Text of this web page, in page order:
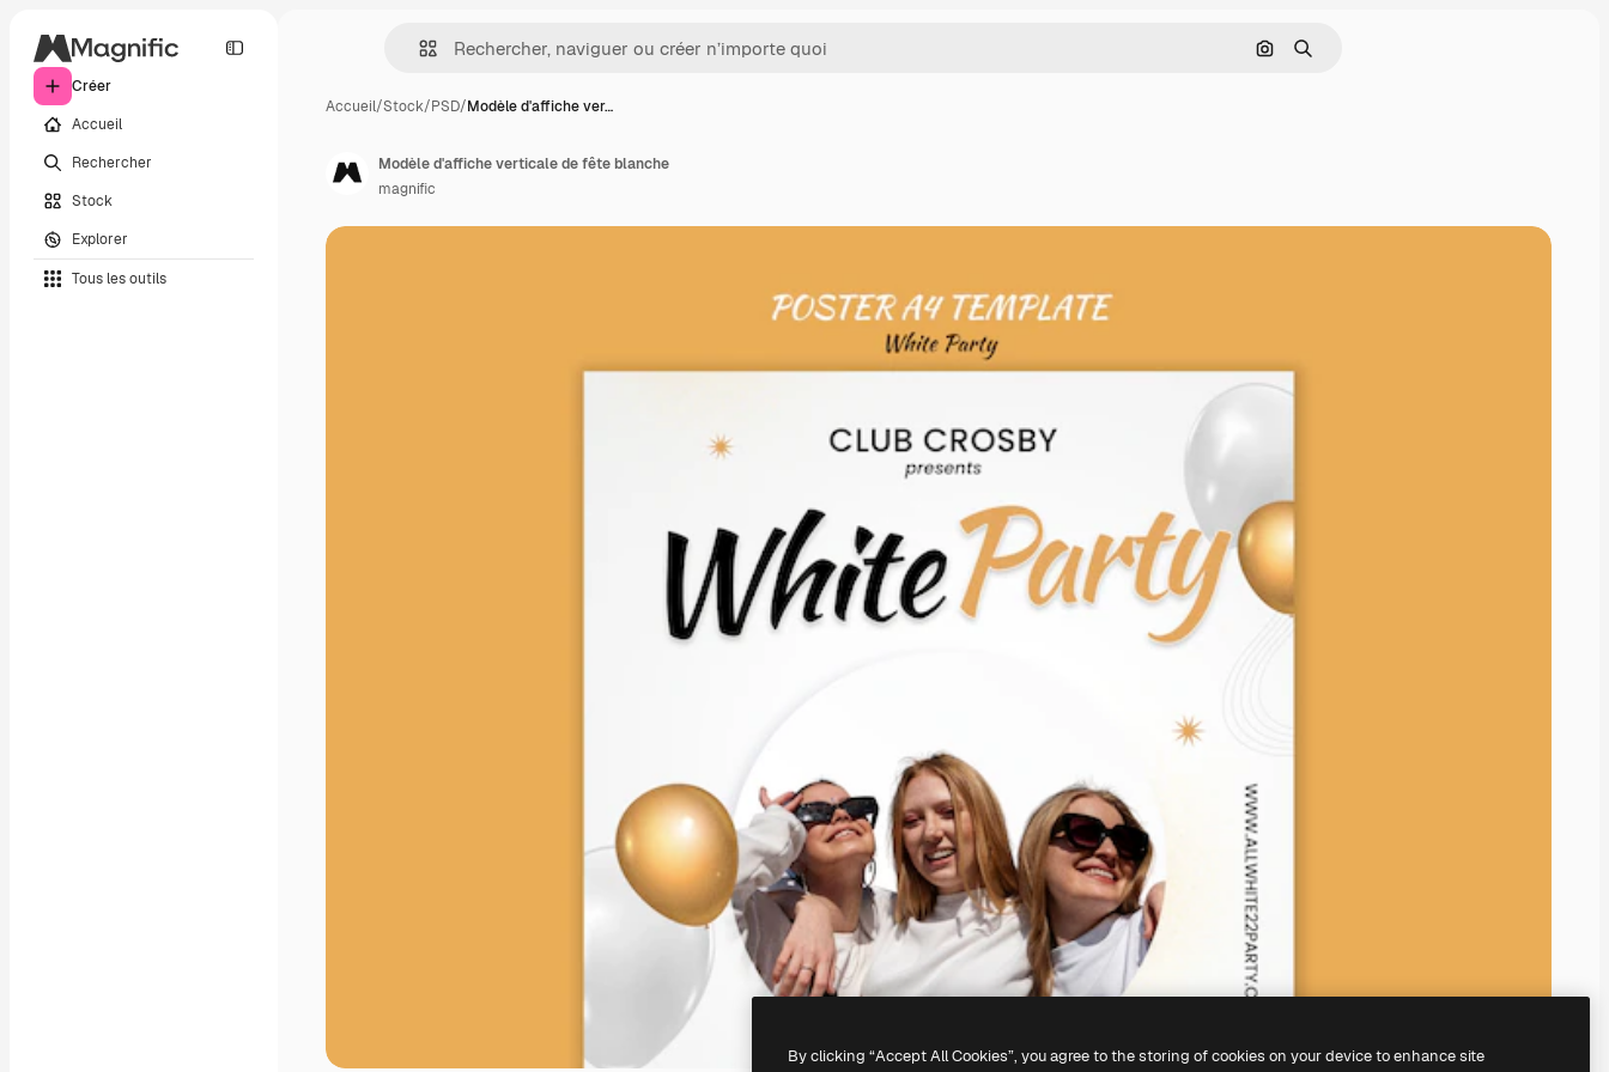
Créer
Accueil
Rechercher
Stock
Explorer
Tous les outils
Rechercher par image
Rechercher
Accueil/Stock/PSD/Modèle d'affiche ver…
Modèle d'affiche verticale de fête blanche
magnific
By clicking “Accept All Cookies”, you agree to the storing of cookies on your device to enhance site